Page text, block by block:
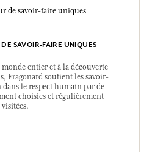
SAVOIR-FAIRE UNIQUES
entier et à la découverte
Fragonard soutient les savoir-
dans le respect humain par de
choisies et régulièrement
visitées.